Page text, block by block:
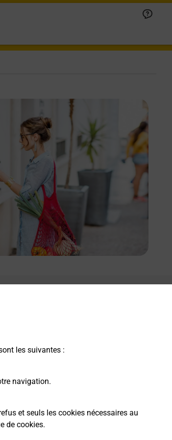
les suivantes :
navigation.
et seuls les cookies nécessaires au
de cookies.